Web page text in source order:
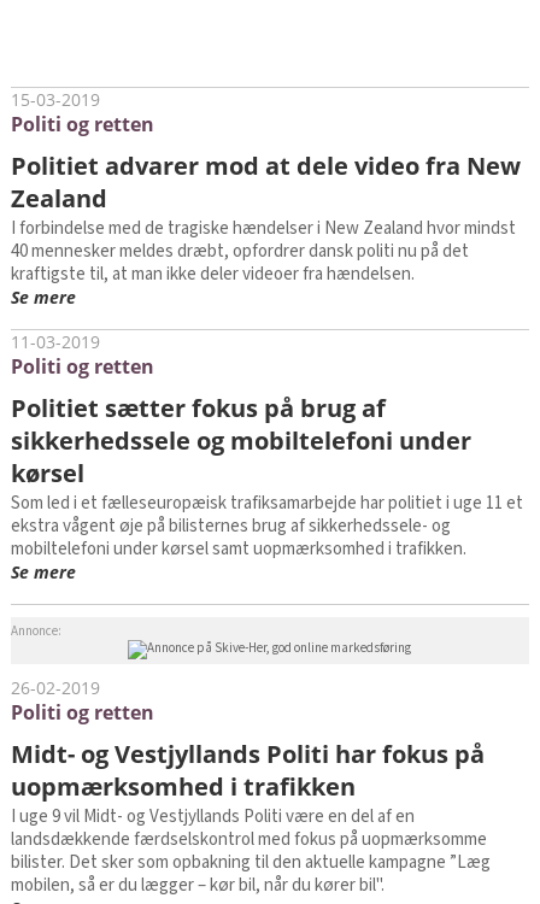
15-03-2019
Politi og retten
Politiet advarer mod at dele video fra New
Zealand
I forbindelse med de tragiske hændelser i New Zealand hvor mindst
40 mennesker meldes dræbt, opfordrer dansk politi nu på det
kraftigste til, at man ikke deler videoer fra hændelsen.
Se mere
11-03-2019
Politi og retten
Politiet sætter fokus på brug af
sikkerhedssele og mobiltelefoni under
kørsel
Som led i et fælleseuropæisk trafiksamarbejde har politiet i uge 11 et
ekstra vågent øje på bilisternes brug af sikkerhedssele- og
mobiltelefoni under kørsel samt uopmærksomhed i trafikken.
Se mere
Annonce:
26-02-2019
Politi og retten
Midt- og Vestjyllands Politi har fokus på
uopmærksomhed i trafikken
I uge 9 vil Midt- og Vestjyllands Politi være en del af en
landsdækkende færdselskontrol med fokus på uopmærksomme
bilister. Det sker som opbakning til den aktuelle kampagne ”Læg
mobilen, så er du lægger – kør bil, når du kører bil".